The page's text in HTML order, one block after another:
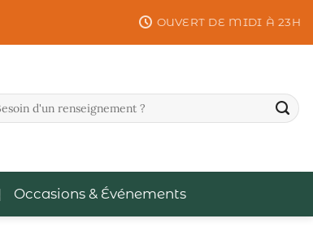
OUVERT DE MIDI À 23H
Occasions & Événements